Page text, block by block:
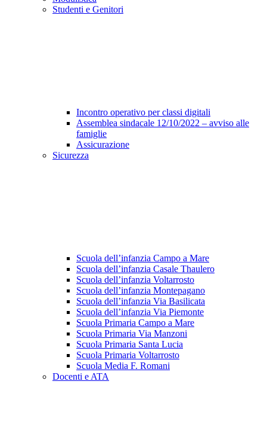
Studenti e Genitori
Incontro operativo per classi digitali
Assemblea sindacale 12/10/2022 – avviso alle
famiglie
Assicurazione
Sicurezza
Scuola dell’infanzia Campo a Mare
Scuola dell’infanzia Casale Thaulero
Scuola dell’infanzia Voltarrosto
Scuola dell’infanzia Montepagano
Scuola dell’infanzia Via Basilicata
Scuola dell’infanzia Via Piemonte
Scuola Primaria Campo a Mare
Scuola Primaria Via Manzoni
Scuola Primaria Santa Lucia
Scuola Primaria Voltarrosto
Scuola Media F. Romani
Docenti e ATA